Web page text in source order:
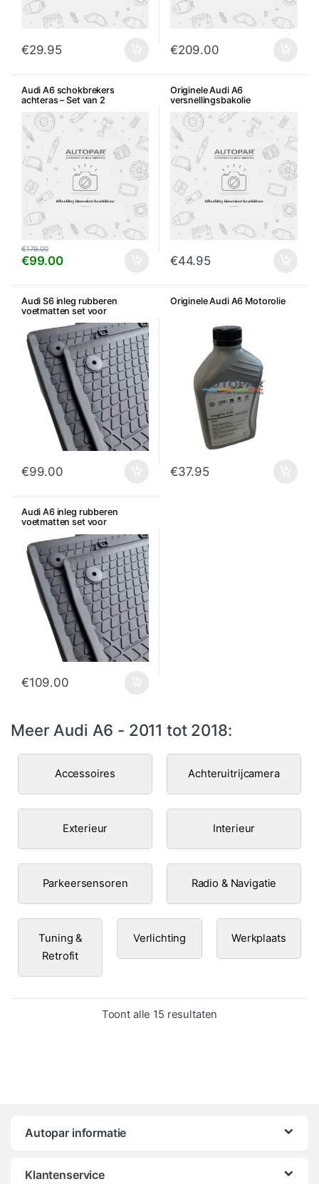
€29.95 €209.00
Audi A6 schokbrekers
achteras – Set van 2
€99.00
€179.00
Originele Audi A6
versnellingsbakolie
€44.95
Audi S6 inleg rubberen
voetmatten set voor
€99.00
Originele Audi A6 Motorolie
€37.95
Audi A6 inleg rubberen
voetmatten set voor
€109.00
Meer Audi A6 - 2011 tot 2018:
Accessoires Achteruitrijcamera
Exterieur Interieur
Parkeersensoren Radio & Navigatie
Tuning &
Retrofit
Verlichting Werkplaats
Toont alle 15 resultaten
Autopar informatie
Klantenservice